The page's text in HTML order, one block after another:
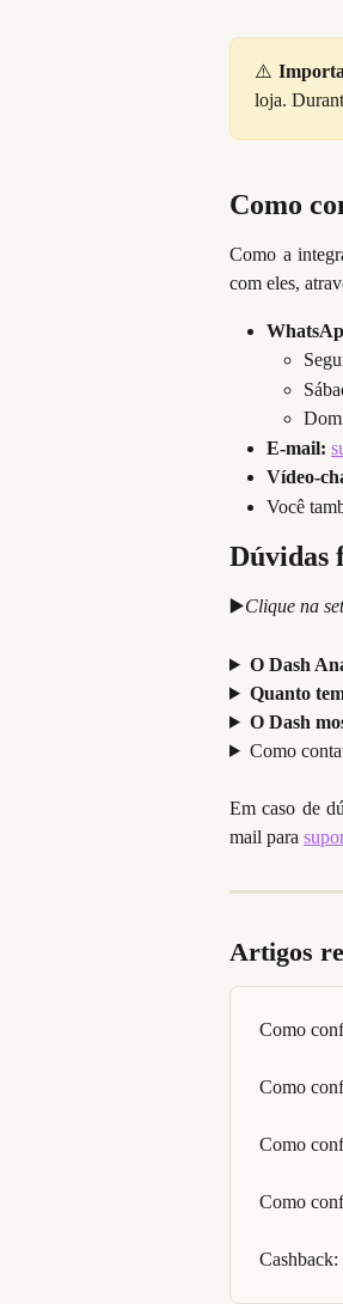
⚠️
loja.
Como
Como a
com eles,
E-mail:
Vídeo-
Você
Dúvidas
▶️Clique na
O Dash
Quanto
O Dash
Como
Em caso de
mail para
Artigos
Como
Como
Como
Como
Cashback: